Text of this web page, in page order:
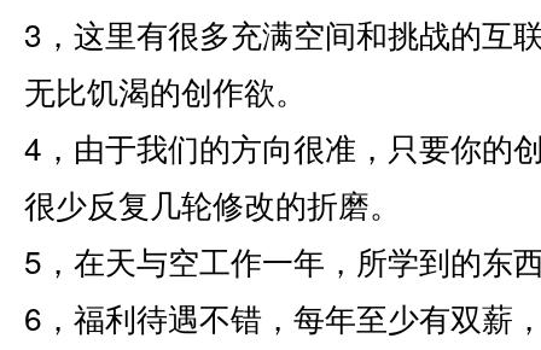
3，这里有很多充满空间和挑战的互
无比饥渴的创作欲。
4，由于我们的方向很准，只要你的
很少反复几轮修改的折磨。
5，在天与空工作一年，所学到的东
6，福利待遇不错，每年至少有双薪